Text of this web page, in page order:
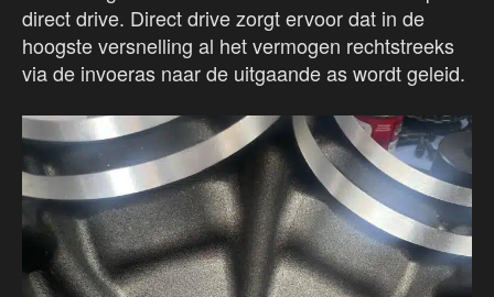
direct drive. Direct drive zorgt ervoor dat in de
hoogste versnelling al het vermogen rechtstreeks
via de invoeras naar de uitgaande as wordt geleid.